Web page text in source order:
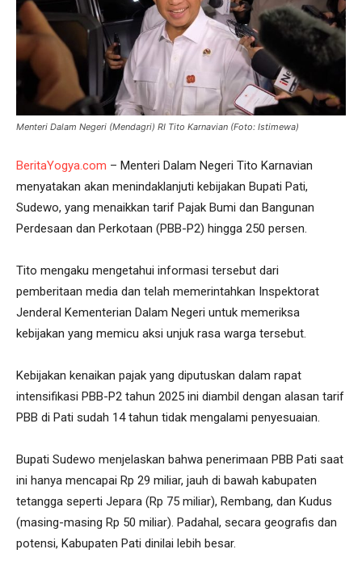
Menteri Dalam Negeri (Mendagri) RI Tito Karnavian (Foto: Istimewa)
BeritaYogya.com – Menteri Dalam Negeri Tito Karnavian
menyatakan akan menindaklanjuti kebijakan Bupati Pati,
Sudewo, yang menaikkan tarif Pajak Bumi dan Bangunan
Perdesaan dan Perkotaan (PBB-P2) hingga 250 persen.
Tito mengaku mengetahui informasi tersebut dari
pemberitaan media dan telah memerintahkan Inspektorat
Jenderal Kementerian Dalam Negeri untuk memeriksa
kebijakan yang memicu aksi unjuk rasa warga tersebut.
Kebijakan kenaikan pajak yang diputuskan dalam rapat
intensifikasi PBB-P2 tahun 2025 ini diambil dengan alasan tarif
PBB di Pati sudah 14 tahun tidak mengalami penyesuaian.
Bupati Sudewo menjelaskan bahwa penerimaan PBB Pati saat
ini hanya mencapai Rp 29 miliar, jauh di bawah kabupaten
tetangga seperti Jepara (Rp 75 miliar), Rembang, dan Kudus
(masing-masing Rp 50 miliar). Padahal, secara geografis dan
potensi, Kabupaten Pati dinilai lebih besar.